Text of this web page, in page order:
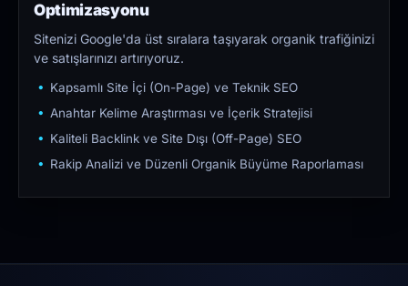
Optimizasyonu
Sitenizi Google'da üst sıralara taşıyarak organik trafiğinizi
ve satışlarınızı artırıyoruz.
Kapsamlı Site İçi (On-Page) ve Teknik SEO
Anahtar Kelime Araştırması ve İçerik Stratejisi
Kaliteli Backlink ve Site Dışı (Off-Page) SEO
Rakip Analizi ve Düzenli Organik Büyüme Raporlaması